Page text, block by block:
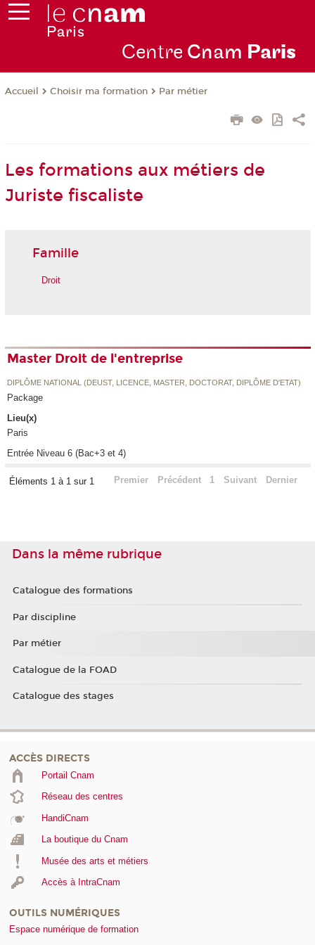
Centre Cnam Paris
Accueil Choisir ma formation Par métier
Les formations aux métiers de
Juriste fiscaliste
Famille
Droit
Master Droit de l'entreprise
DIPLÔME NATIONAL (DEUST, LICENCE, MASTER, DOCTORAT, DIPLÔME D'ETAT)
Package
Lieu(x)
Paris
Entrée Niveau 6 (Bac+3 et 4)
Éléments 1 à 1 sur 1 Premier Précédent 1 Suivant Dernier
Dans la même rubrique
Catalogue des formations
Par discipline
Par métier
Catalogue de la FOAD
Catalogue des stages
ACCÈS DIRECTS
Portail Cnam
Réseau des centres
HandiCnam
La boutique du Cnam
Musée des arts et métiers
Accès à IntraCnam
OUTILS NUMÉRIQUES
Espace numérique de formation